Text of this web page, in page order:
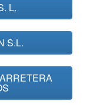
L.
S.L.